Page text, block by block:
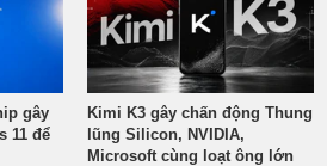
gây
11 để
Kimi K3 gây chấn động Thung
lũng Silicon, NVIDIA,
Microsoft cùng loạt ông lớn